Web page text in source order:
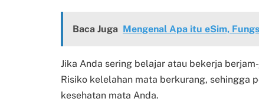
Baca Juga Mengenal Apa itu eSim,
Jika Anda sering belajar atau bekerja
Risiko kelelahan mata berkurang, sehingga
kesehatan mata Anda.